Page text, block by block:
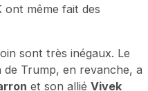
même fait des
sont très inégaux. Le
Trump, en revanche, a
et son allié Vivek